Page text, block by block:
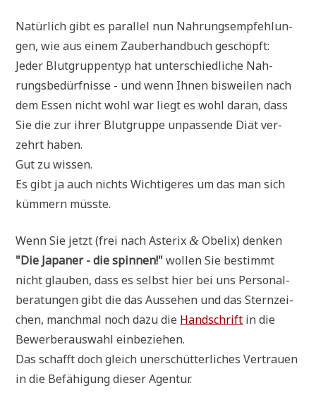
Natür­lich gibt es par­al­lel nun Nah­rungs­emp­feh­lun­
gen, wie aus einem Zau­ber­hand­buch geschöpft:
Jeder Blut­grup­pen­typ hat unter­schied­li­che Nah­
rungs­be­dürf­nis­se - und wenn Ihnen bis­wei­len nach
dem Essen nicht wohl war liegt es wohl dar­an, dass
Sie die zur ihrer Blut­grup­pe unpas­sen­de Diät ver­
zehrt haben.
Gut zu wissen.
Es gibt ja auch nichts Wich­ti­ge­res um das man sich
küm­mern müsste.
Wenn Sie jetzt (frei nach Aste­rix& Obe­lix) den­ken
"Die Japa­ner - die spin­nen!" wol­len Sie bestimmt
nicht glau­ben, dass es selbst hier bei uns Per­so­nal­
be­ra­tun­gen gibt die das Aus­se­hen und das Stern­zei­
chen, manch­mal noch dazu die Hand­schrift in die
Bewer­ber­aus­wahl einbeziehen.
Das schafft doch gleich uner­schüt­ter­li­ches Ver­trau­en
in die Befä­hi­gung die­ser Agentur.